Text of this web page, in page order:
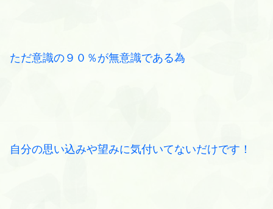
ただ意識の９０％が無意識である為
自分の思い込みや望みに気付いてないだけです！